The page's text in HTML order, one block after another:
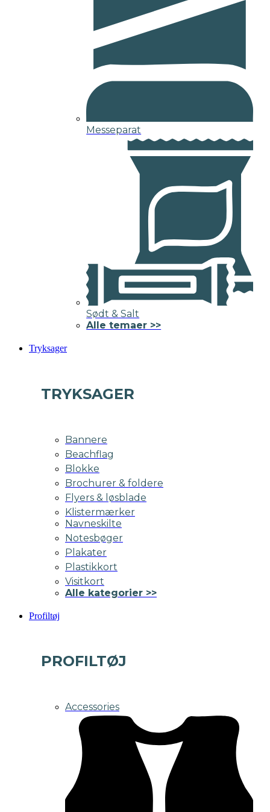
Messeparat
Sødt & Salt
Alle temaer >>
Tryksager
TRYKSAGER
Bannere
Beachflag
Blokke
Brochurer & foldere
Flyers & løsblade
Klistermærker
Navneskilte
Notesbøger
Plakater
Plastikkort
Visitkort
Alle kategorier >>
Profiltøj
PROFILTØJ
Accessories